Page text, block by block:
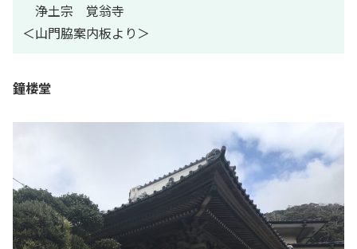
浄土宗 覚翁寺
＜山門脇案内板より＞
鐘楼堂